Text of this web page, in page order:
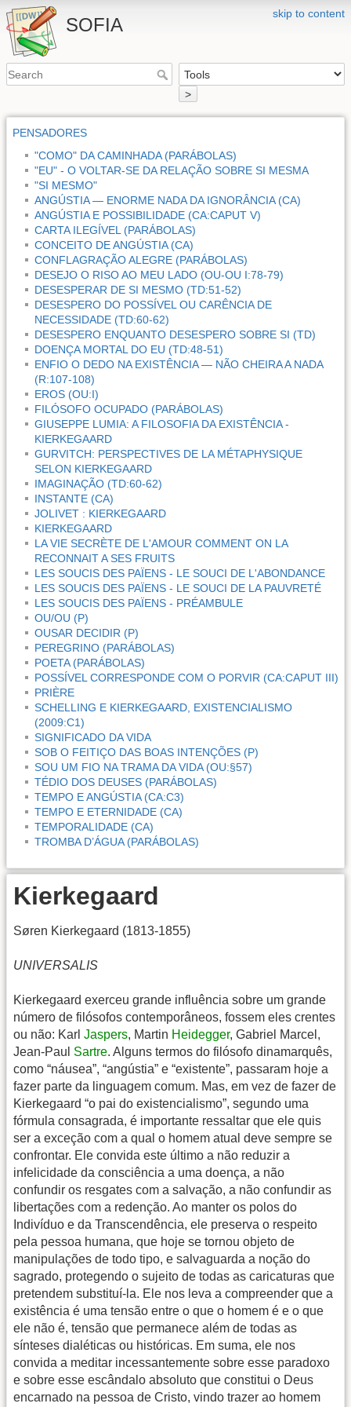
skip to content
SOFIA
>
PENSADORES
"COMO" DA CAMINHADA (PARÁBOLAS)
"EU" - O VOLTAR-SE DA RELAÇÃO SOBRE SI MESMA
"SI MESMO"
ANGÚSTIA — ENORME NADA DA IGNORÂNCIA (CA)
ANGÚSTIA E POSSIBILIDADE (CA:CAPUT V)
CARTA ILEGÍVEL (PARÁBOLAS)
CONCEITO DE ANGÚSTIA (CA)
CONFLAGRAÇÃO ALEGRE (PARÁBOLAS)
DESEJO O RISO AO MEU LADO (OU-OU I:78-79)
DESESPERAR DE SI MESMO (TD:51-52)
DESESPERO DO POSSÍVEL OU CARÊNCIA DE
NECESSIDADE (TD:60-62)
DESESPERO ENQUANTO DESESPERO SOBRE SI (TD)
DOENÇA MORTAL DO EU (TD:48-51)
ENFIO O DEDO NA EXISTÊNCIA — NÃO CHEIRA A NADA
(R:107-108)
EROS (OU:I)
FILÓSOFO OCUPADO (PARÁBOLAS)
GIUSEPPE LUMIA: A FILOSOFIA DA EXISTÊNCIA -
KIERKEGAARD
GURVITCH: PERSPECTIVES DE LA MÉTAPHYSIQUE
SELON KIERKEGAARD
IMAGINAÇÃO (TD:60-62)
INSTANTE (CA)
JOLIVET : KIERKEGAARD
KIERKEGAARD
LA VIE SECRÈTE DE L'AMOUR COMMENT ON LA
RECONNAIT A SES FRUITS
LES SOUCIS DES PAÏENS - LE SOUCI DE L'ABONDANCE
LES SOUCIS DES PAÏENS - LE SOUCI DE LA PAUVRETÉ
LES SOUCIS DES PAÏENS - PRÉAMBULE
OU/OU (P)
OUSAR DECIDIR (P)
PEREGRINO (PARÁBOLAS)
POETA (PARÁBOLAS)
POSSÍVEL CORRESPONDE COM O PORVIR (CA:CAPUT III)
PRIÈRE
SCHELLING E KIERKEGAARD, EXISTENCIALISMO
(2009:C1)
SIGNIFICADO DA VIDA
SOB O FEITIÇO DAS BOAS INTENÇÕES (P)
SOU UM FIO NA TRAMA DA VIDA (OU:§57)
TÉDIO DOS DEUSES (PARÁBOLAS)
TEMPO E ANGÚSTIA (CA:C3)
TEMPO E ETERNIDADE (CA)
TEMPORALIDADE (CA)
TROMBA D’ÁGUA (PARÁBOLAS)
Kierkegaard
Søren Kierkegaard (1813-1855)
UNIVERSALIS
Kierkegaard exerceu grande influência sobre um grande
número de filósofos contemporâneos, fossem eles crentes
ou não: Karl Jaspers, Martin Heidegger, Gabriel Marcel,
Jean-Paul Sartre. Alguns termos do filósofo dinamarquês,
como “náusea”, “angústia” e “existente”, passaram hoje a
fazer parte da linguagem comum. Mas, em vez de fazer de
Kierkegaard “o pai do existencialismo”, segundo uma
fórmula consagrada, é importante ressaltar que ele quis
ser a exceção com a qual o homem atual deve sempre se
confrontar. Ele convida este último a não reduzir a
infelicidade da consciência a uma doença, a não
confundir os resgates com a salvação, a não confundir as
libertações com a redenção. Ao manter os polos do
Indivíduo e da Transcendência, ele preserva o respeito
pela pessoa humana, que hoje se tornou objeto de
manipulações de todo tipo, e salvaguarda a noção do
sagrado, protegendo o sujeito de todas as caricaturas que
pretendem substituí-la. Ele nos leva a compreender que a
existência é uma tensão entre o que o homem é e o que
ele não é, tensão que permanece além de todas as
sínteses dialéticas ou históricas. Em suma, ele nos
convida a meditar incessantemente sobre esse paradoxo
e sobre esse escândalo absoluto que constitui o Deus
encarnado na pessoa de Cristo, vindo trazer ao homem